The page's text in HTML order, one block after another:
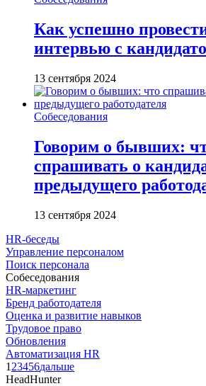
Как успешно
интервью с
13 сентября 2024
Собеседования
Говорим о бывших:
спрашивать о
предыдущего
13 сентября 2024
HR-беседы
Управление персоналом
Поиск персонала
Собеседования
HR-маркетинг
Бренд работодателя
Оценка и развитие навыков
Трудовое право
Обновления
Автоматизация HR
1 23456дальше
HeadHunter